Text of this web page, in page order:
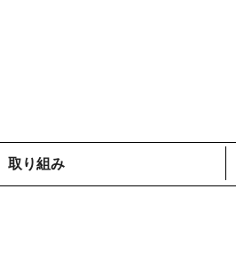
取り組み